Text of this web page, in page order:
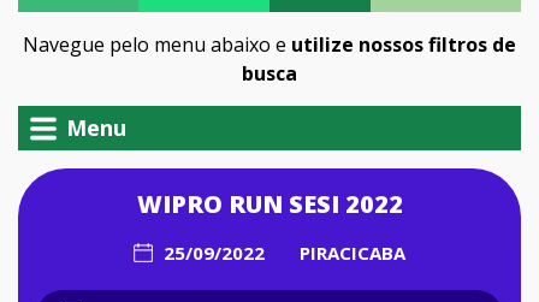
Navegue pelo menu abaixo e utilize nossos filtros de
busca
Menu
WIPRO RUN SESI 2022
25/09/2022 PIRACICABA